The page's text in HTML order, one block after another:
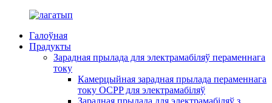
Галоўная
Прадукты
Зарадная прылада для электрамабіляў пераменнага
току
Камерцыйная зарадная прылада пераменнага
току OCPP для электрамабіляў
Зарадная прылада для электрамабіляў з